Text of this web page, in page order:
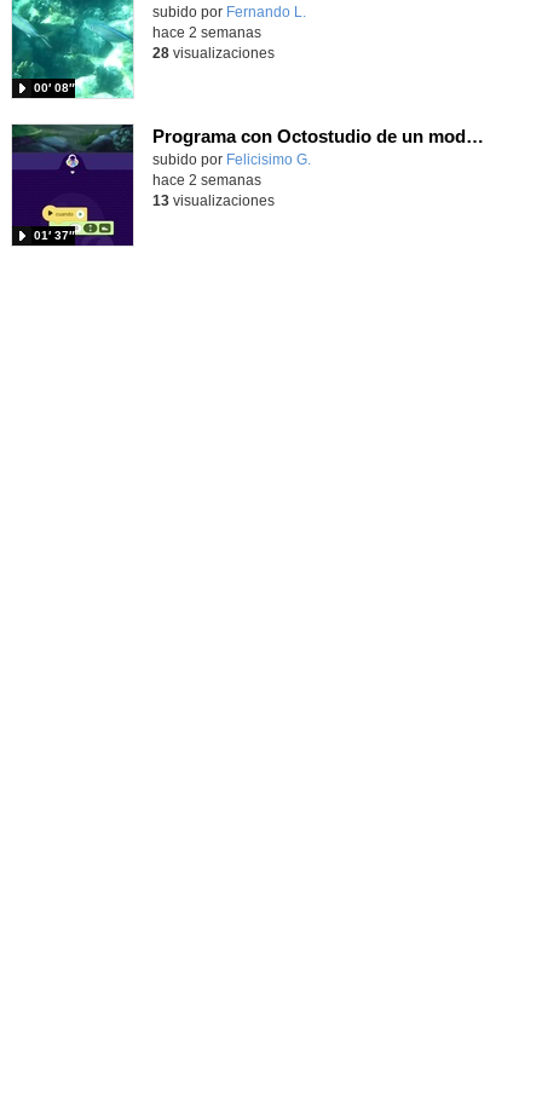
Contenido educativo.
subido por Fernando L.
00′ 08″
hace 2 semanas
28visualizaciones
Programa con Octostudio de un modo sencillo, offline y gratuito
Contenido educativo.
subido por Felicisimo G.
01′ 37″
hace 2 semanas
13visualizaciones